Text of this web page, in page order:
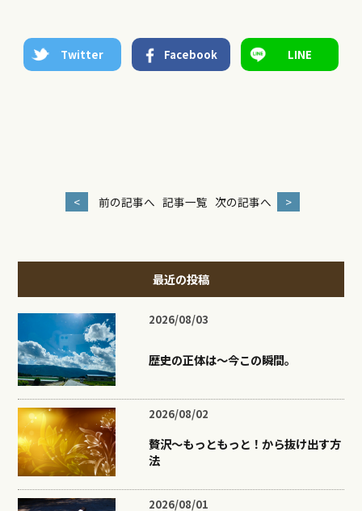
Twitter Facebook LINE
< 前の記事へ 記事一覧 次の記事へ >
最近の投稿
2026/08/03
歴史の正体は〜今この瞬間。
2026/08/02
贅沢〜もっともっと！から抜け出す方
法
2026/08/01